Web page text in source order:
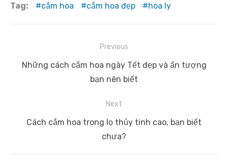
Tag: cắm hoa cắm hoa đẹp hoa ly
hướng
Previous
Previous
Những cách cắm hoa ngày Tết đẹp và ấn tượng
bạn nên biết
Next
NextCách cắm hoa trong lọ thủy tinh cao, bạn biết
chưa?